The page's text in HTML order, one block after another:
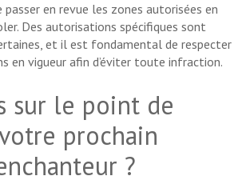
en revue les zones autorisées en
Des autorisations spécifiques sont
et il est fondamental de respecter
en vigueur afin d’éviter toute infraction.
sur le point de
prochain
?